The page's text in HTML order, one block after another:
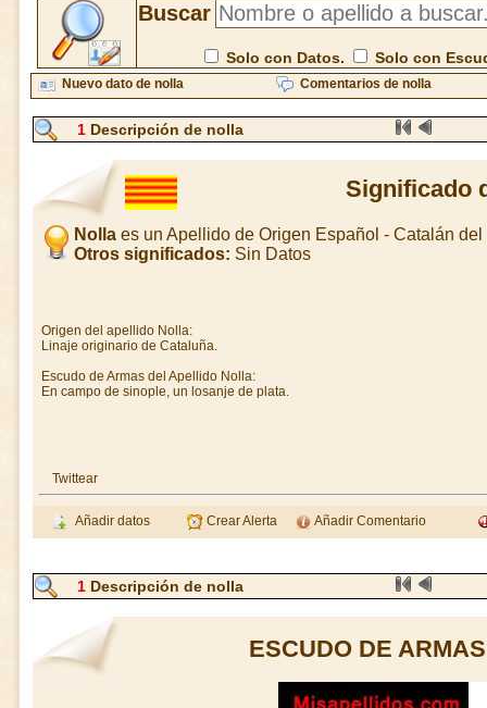
Buscar
Solo con Datos. Solo con
Nuevo dato de nolla Comentarios de nolla
1Descripción de nolla
Significado
Nolla es un Apellido de Origen Español - Catalán del
Otros significados: Sin Datos
Origen del apellido Nolla:
Linaje originario de Cataluña.
Escudo de Armas del Apellido Nolla:
En campo de sinople, un losanje de plata.
Twittear
Añadir datos Crear Alerta Añadir Comentario
1Descripción de nolla
ESCUDO DE